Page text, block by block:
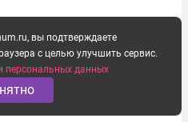
вы подтверждаете
с целью улучшить сервис.
персональных данных